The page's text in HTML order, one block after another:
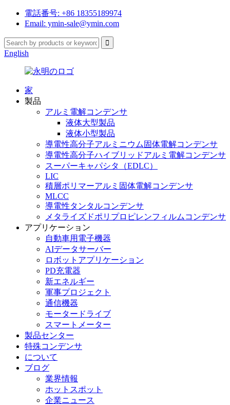
電話番号: +86 18355189974
Email: ymin-sale@ymin.com
English
家
製品
アルミ電解コンデンサ
液体大型製品
液体小型製品
導電性高分子アルミニウム固体電解コンデンサ
導電性高分子ハイブリッドアルミ電解コンデンサ
スーパーキャパシタ（EDLC）
LIC
積層ポリマーアルミ固体電解コンデンサ
MLCC
導電性タンタルコンデンサ
メタライズドポリプロピレンフィルムコンデンサ
アプリケーション
自動車用電子機器
AIデータサーバー
ロボットアプリケーション
PD充電器
新エネルギー
軍事プロジェクト
通信機器
モータードライブ
スマートメーター
製品センター
特殊コンデンサ
について
ブログ
業界情報
ホットスポット
企業ニュース